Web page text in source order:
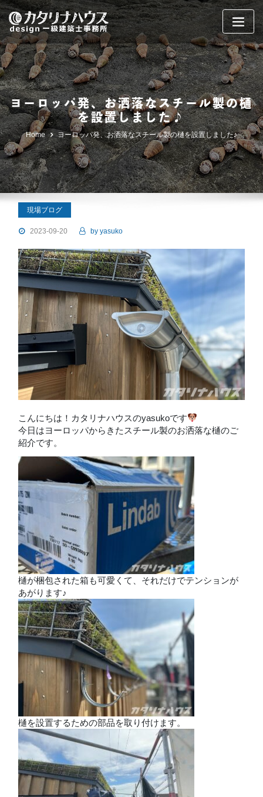
Skip
to
content
ヨーロッパ発、お洒落なスチール製の樋
を設置しました♪
Home ヨーロッパ発、お洒落なスチール製の樋を設置しました♪
現場ブログ
2023-09-20 by yasuko
こんにちは！カタリナハウスのyasukoです
今日はヨーロッパからきたスチール製のお洒落な樋のご
紹介です。
樋が梱包された箱も可愛くて、それだけでテンションが
あがります♪
樋を設置するための部品を取り付けます。